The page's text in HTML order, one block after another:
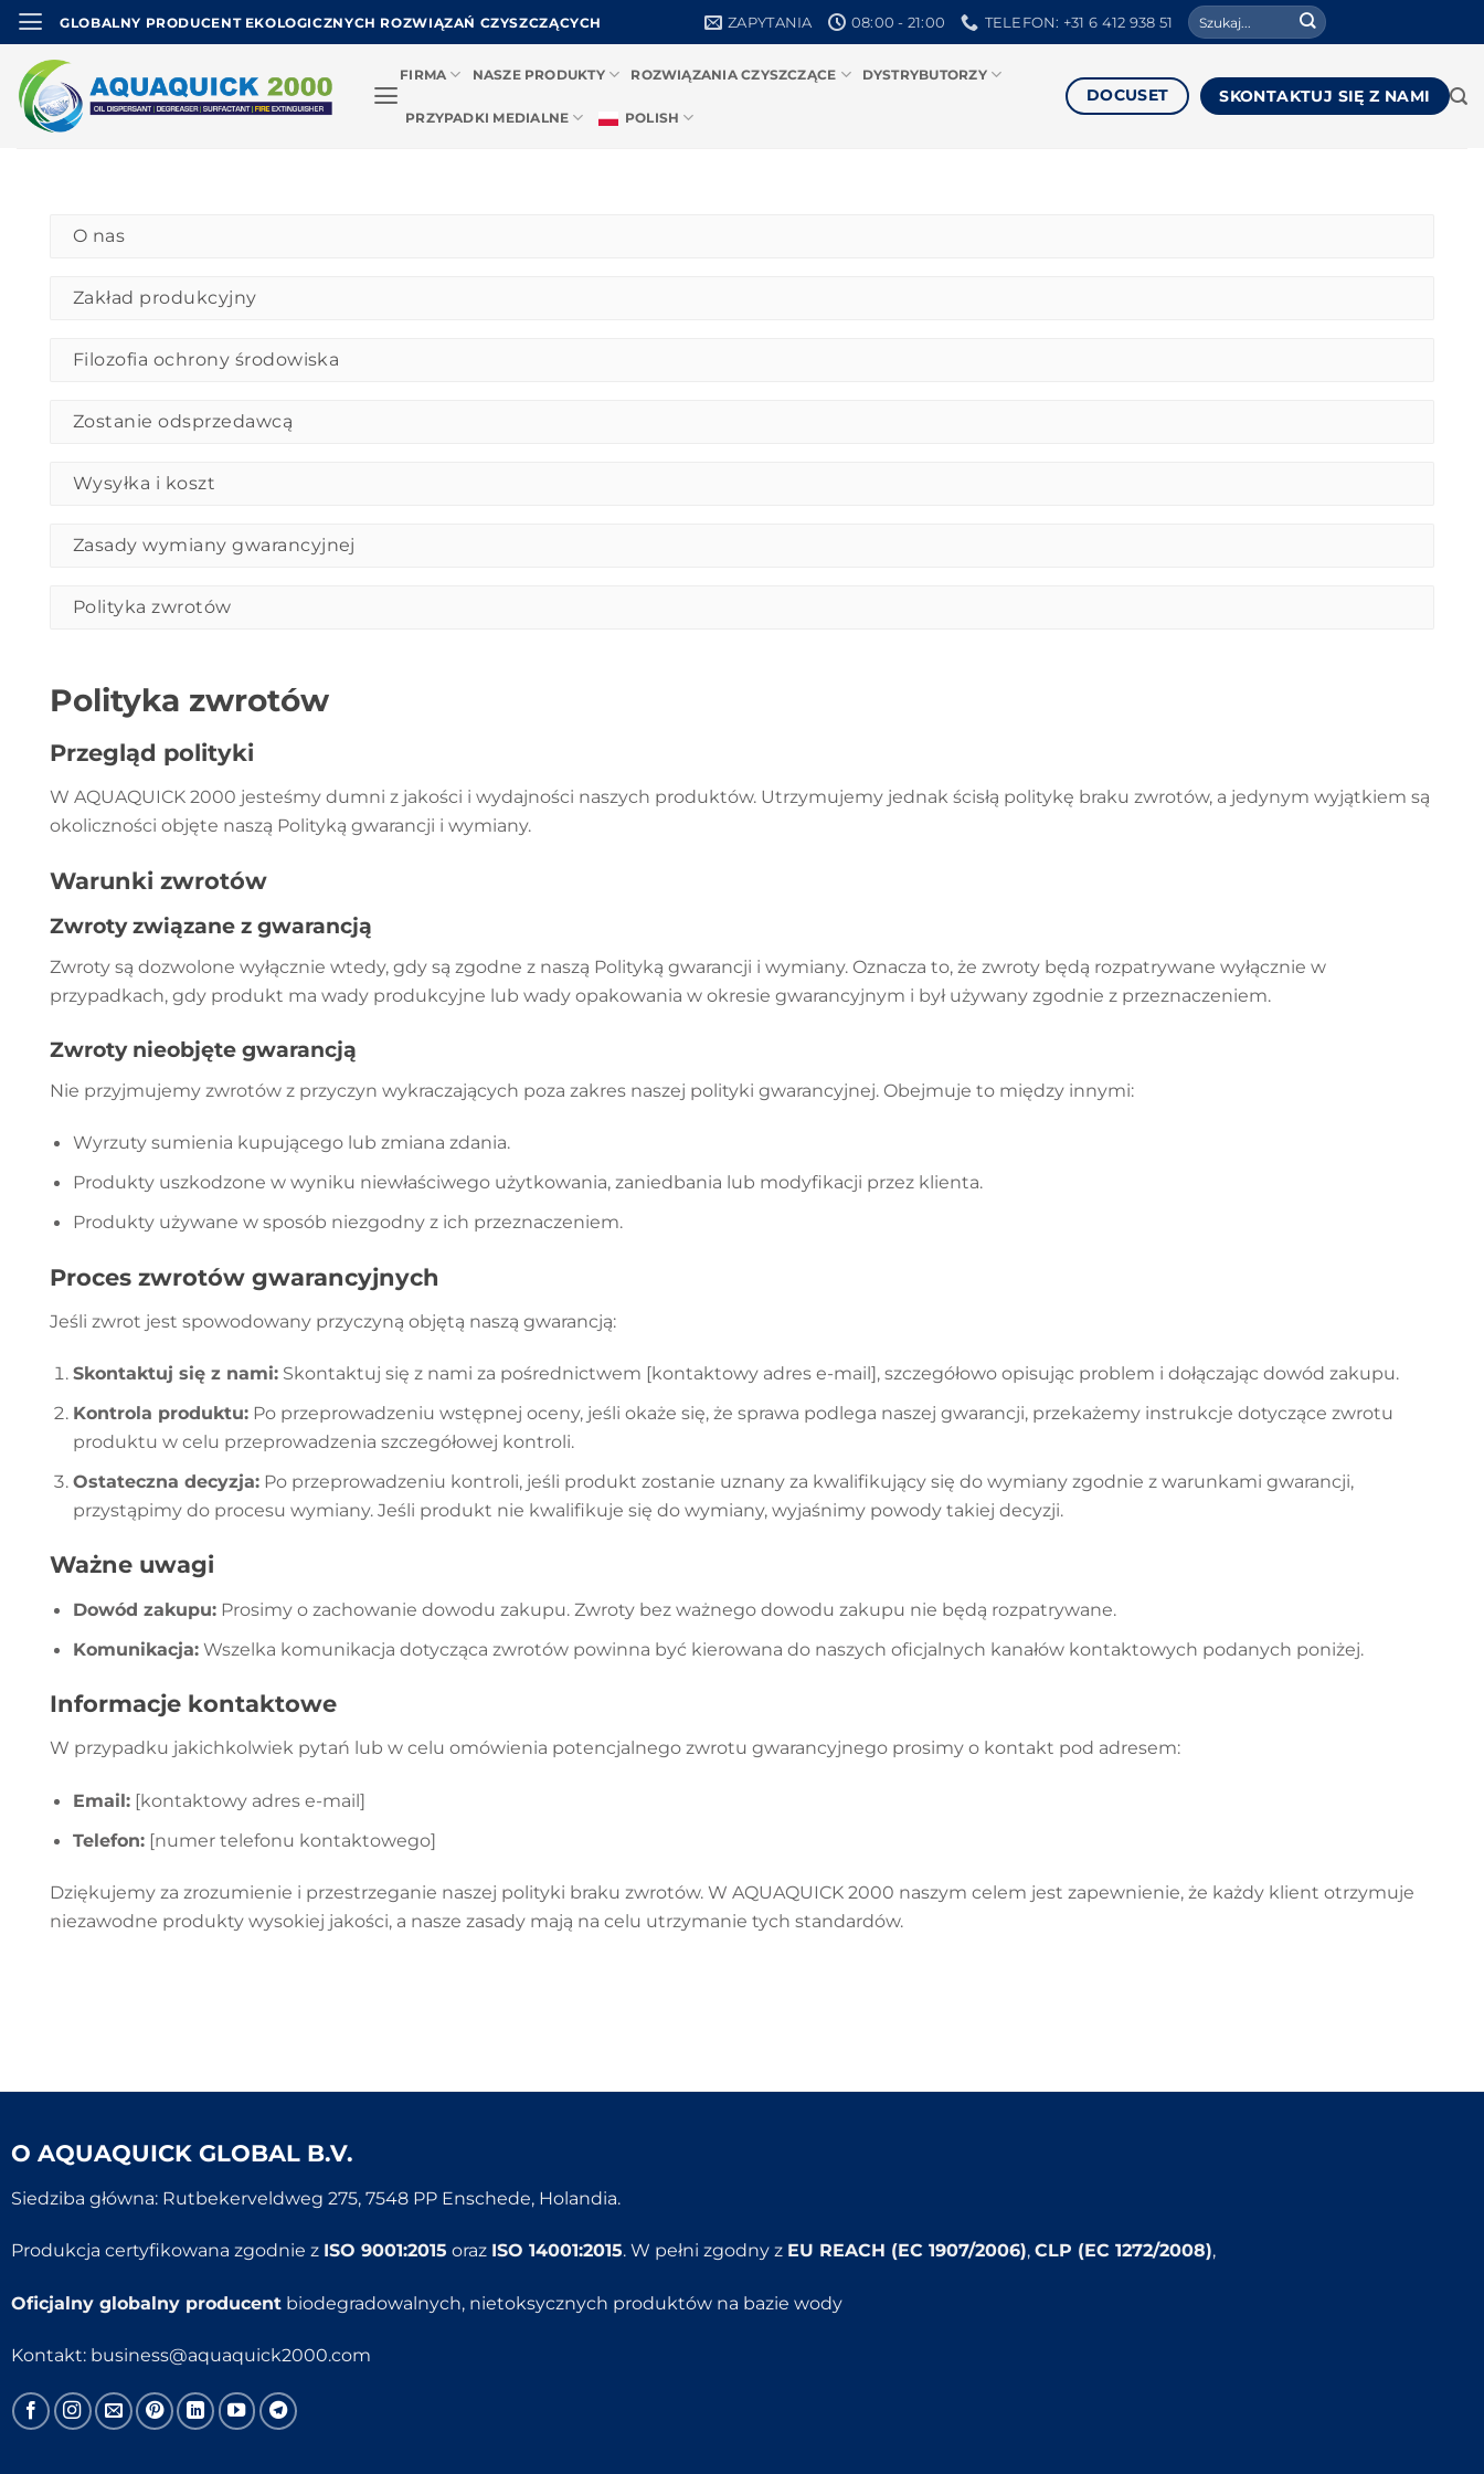
Przejdź
do
treści
GLOBALNY PRODUCENT EKOLOGICZNYCH ROZWIĄZAŃ CZYSZCZĄCYCH ZAPYTANIA 08:00 - 21:00 TELEFON: +31 6 412 938 51
Search
for:
FIRMA NASZE PRODUKTY ROZWIĄZANIA CZYSZCZĄCE DYSTRYBUTORZY
PRZYPADKI MEDIALNE POLISH
DOCUSET SKONTAKTUJ SIĘ Z NAMI
O nas
Zakład produkcyjny
Filozofia ochrony środowiska
Zostanie odsprzedawcą
Wysyłka i koszt
Zasady wymiany gwarancyjnej
Polityka zwrotów
Polityka zwrotów
Przegląd polityki
W AQUAQUICK 2000 jesteśmy dumni z jakości i wydajności naszych produktów. Utrzymujemy jednak ścisłą politykę braku zwrotów, a jedynym wyjątkiem są
okoliczności objęte naszą Polityką gwarancji i wymiany.
Warunki zwrotów
Zwroty związane z gwarancją
Zwroty są dozwolone wyłącznie wtedy, gdy są zgodne z naszą Polityką gwarancji i wymiany. Oznacza to, że zwroty będą rozpatrywane wyłącznie w
przypadkach, gdy produkt ma wady produkcyjne lub wady opakowania w okresie gwarancyjnym i był używany zgodnie z przeznaczeniem.
Zwroty nieobjęte gwarancją
Nie przyjmujemy zwrotów z przyczyn wykraczających poza zakres naszej polityki gwarancyjnej. Obejmuje to między innymi:
Wyrzuty sumienia kupującego lub zmiana zdania.
Produkty uszkodzone w wyniku niewłaściwego użytkowania, zaniedbania lub modyfikacji przez klienta.
Produkty używane w sposób niezgodny z ich przeznaczeniem.
Proces zwrotów gwarancyjnych
Jeśli zwrot jest spowodowany przyczyną objętą naszą gwarancją:
Skontaktuj się z nami: Skontaktuj się z nami za pośrednictwem [kontaktowy adres e-mail], szczegółowo opisując problem i dołączając dowód zakupu.
Kontrola produktu: Po przeprowadzeniu wstępnej oceny, jeśli okaże się, że sprawa podlega naszej gwarancji, przekażemy instrukcje dotyczące zwrotu
produktu w celu przeprowadzenia szczegółowej kontroli.
Ostateczna decyzja: Po przeprowadzeniu kontroli, jeśli produkt zostanie uznany za kwalifikujący się do wymiany zgodnie z warunkami gwarancji,
przystąpimy do procesu wymiany. Jeśli produkt nie kwalifikuje się do wymiany, wyjaśnimy powody takiej decyzji.
Ważne uwagi
Dowód zakupu: Prosimy o zachowanie dowodu zakupu. Zwroty bez ważnego dowodu zakupu nie będą rozpatrywane.
Komunikacja: Wszelka komunikacja dotycząca zwrotów powinna być kierowana do naszych oficjalnych kanałów kontaktowych podanych poniżej.
Informacje kontaktowe
W przypadku jakichkolwiek pytań lub w celu omówienia potencjalnego zwrotu gwarancyjnego prosimy o kontakt pod adresem:
Email: [kontaktowy adres e-mail]
Telefon: [numer telefonu kontaktowego]
Dziękujemy za zrozumienie i przestrzeganie naszej polityki braku zwrotów. W AQUAQUICK 2000 naszym celem jest zapewnienie, że każdy klient otrzymuje
niezawodne produkty wysokiej jakości, a nasze zasady mają na celu utrzymanie tych standardów.
O AQUAQUICK GLOBAL B.V.
Siedziba główna: Rutbekerveldweg 275, 7548 PP Enschede, Holandia.
Produkcja certyfikowana zgodnie z ISO 9001:2015 oraz ISO 14001:2015. W pełni zgodny z EU REACH (EC 1907/2006), CLP (EC 1272/2008),
Oficjalny globalny producentbiodegradowalnych, nietoksycznych produktów na bazie wody
Kontakt: business@aquaquick2000.com